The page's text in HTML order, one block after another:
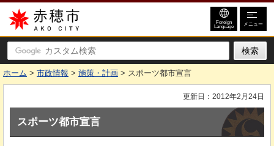
赤穂市
Foreign
Language メニュー
ホーム > 市政情報 > 施策・計画 > スポーツ都市宣言
更新日：2012年2月24日
スポーツ都市宣言